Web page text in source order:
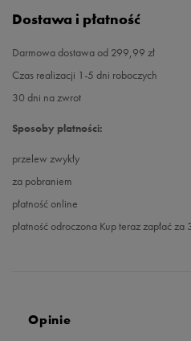
Dostawa i płatność
Darmowa dostawa od 299,99 zł
Czas realizacji 1-5 dni roboczych
30 dni na zwrot
Sposoby płatności:
przelew zwykły
za pobraniem
płatność online
płatność odroczona Kup teraz zapłać
Opinie